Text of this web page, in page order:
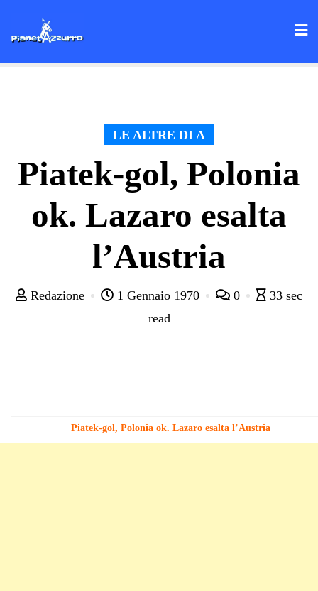
LE ALTRE DI A
Piatek-gol, Polonia
ok. Lazaro esalta
l’Austria
Redazione 1 Gennaio 1970 0
33 sec
read
Piatek-gol, Polonia ok. Lazaro esalta l’Austria